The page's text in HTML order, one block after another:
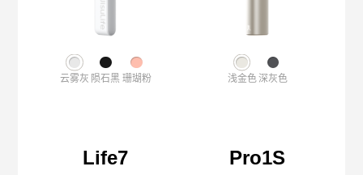
云雾灰 陨石黑 珊瑚粉
Life7
浅金色深灰色
Pro1S